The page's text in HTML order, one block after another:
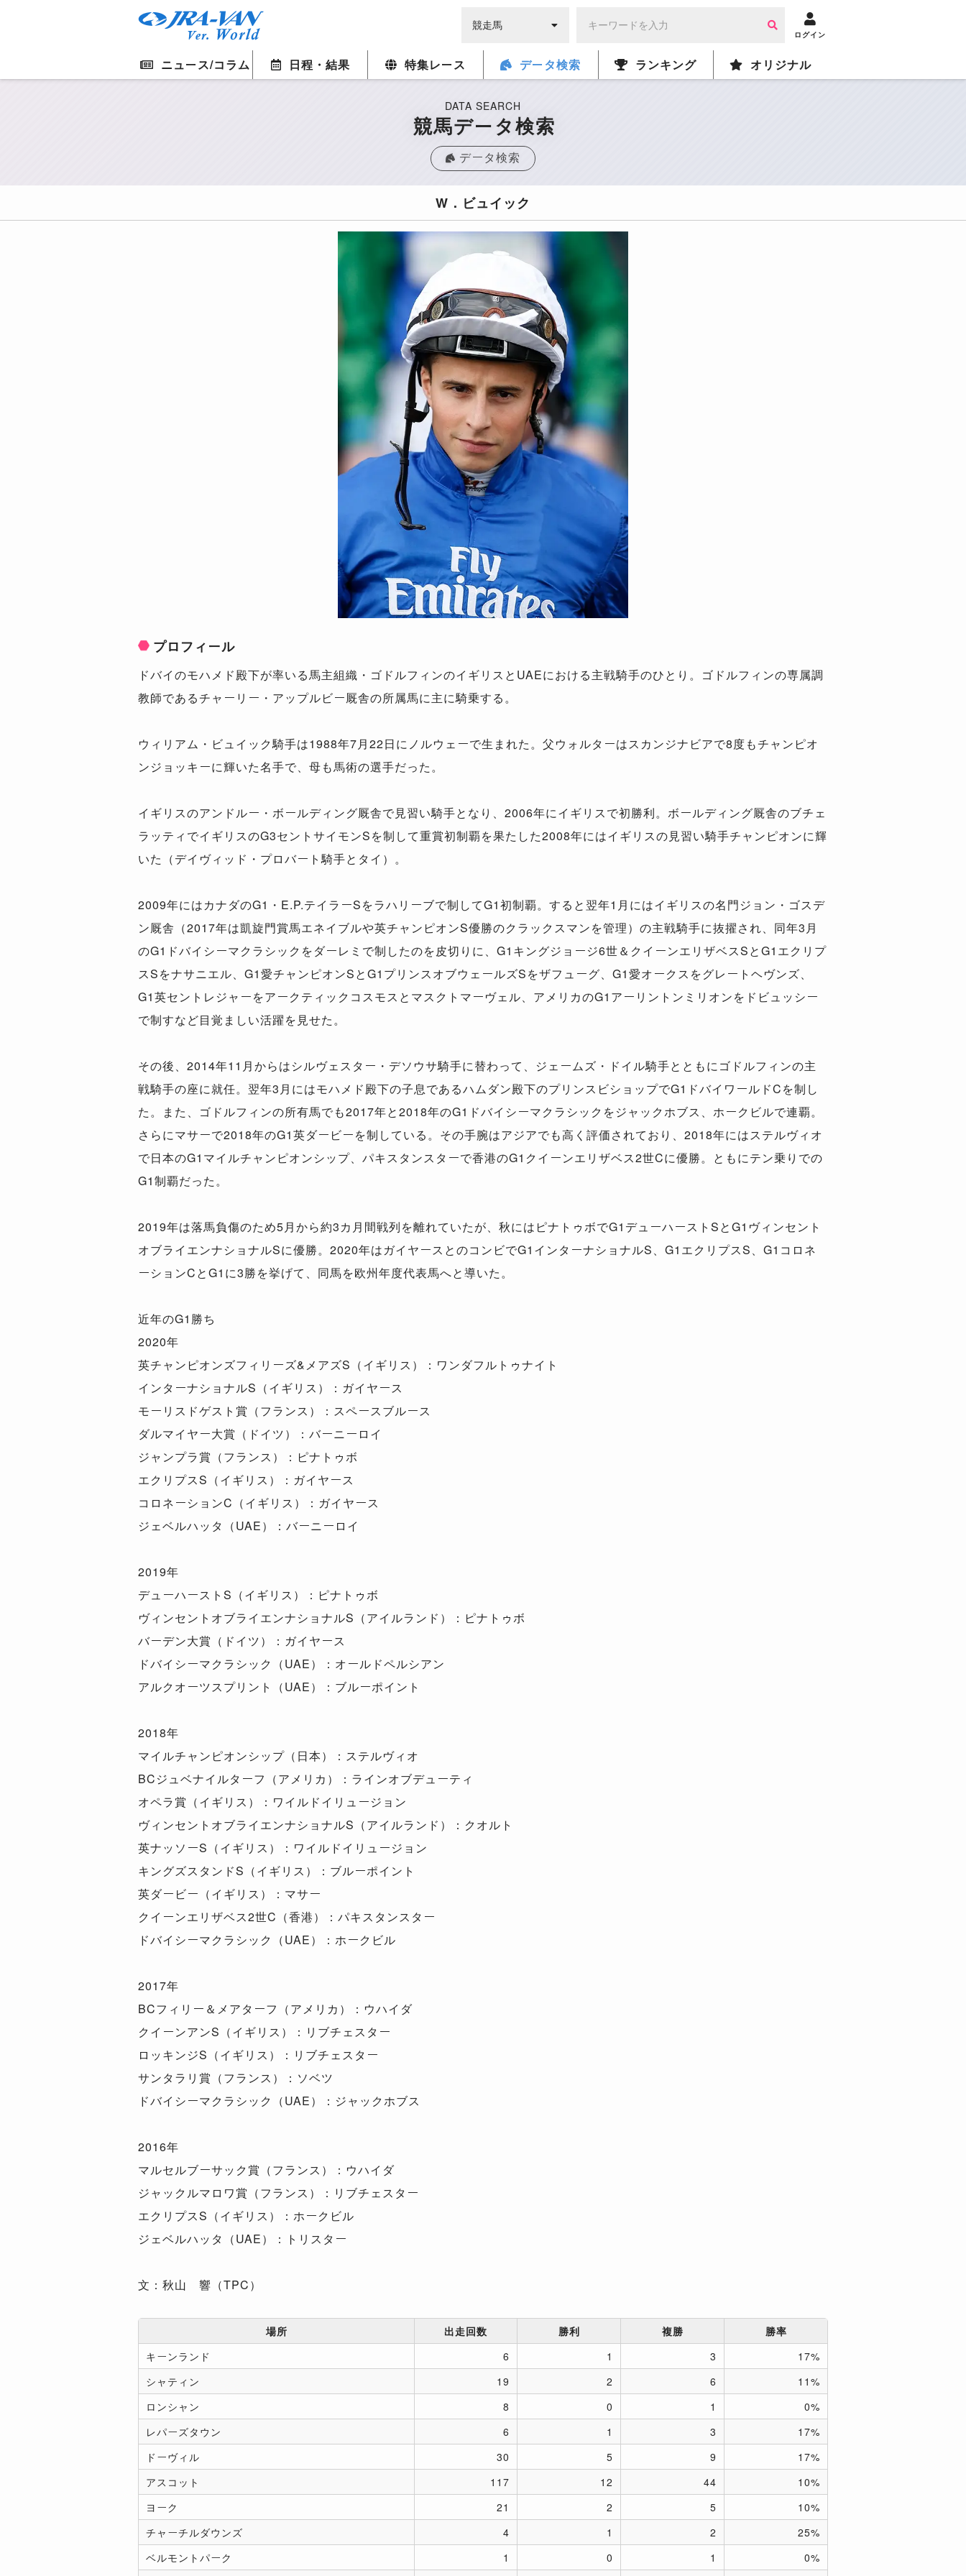
ログイン
ニュース/コラム 日程・結果 特集レース データ検索 ランキング オリジナル
DATA SEARCH
競馬データ検索
データ検索
W．ビュイック
プロフィール
ドバイのモハメド殿下が率いる馬主組織・ゴドルフィンのイギリスとUAEにおける主戦騎手のひとり。ゴドルフィンの専属調
教師であるチャーリー・アップルビー厩舎の所属馬に主に騎乗する。
ウィリアム・ビュイック騎手は1988年7月22日にノルウェーで生まれた。父ウォルターはスカンジナビアで8度もチャンピオ
ンジョッキーに輝いた名手で、母も馬術の選手だった。
イギリスのアンドルー・ボールディング厩舎で見習い騎手となり、2006年にイギリスで初勝利。ボールディング厩舎のブチェ
ラッティでイギリスのG3セントサイモンSを制して重賞初制覇を果たした2008年にはイギリスの見習い騎手チャンピオンに輝
いた（デイヴィッド・プロバート騎手とタイ）。
2009年にはカナダのG1・E.P.テイラーSをラハリーブで制してG1初制覇。すると翌年1月にはイギリスの名門ジョン・ゴスデ
ン厩舎（2017年は凱旋門賞馬エネイブルや英チャンピオンS優勝のクラックスマンを管理）の主戦騎手に抜擢され、同年3月
のG1ドバイシーマクラシックをダーレミで制したのを皮切りに、G1キングジョージ6世＆クイーンエリザベスSとG1エクリプ
スSをナサニエル、G1愛チャンピオンSとG1プリンスオブウェールズSをザフューグ、G1愛オークスをグレートヘヴンズ、
G1英セントレジャーをアークティックコスモスとマスクトマーヴェル、アメリカのG1アーリントンミリオンをドビュッシー
で制すなど目覚ましい活躍を見せた。
その後、2014年11月からはシルヴェスター・デソウサ騎手に替わって、ジェームズ・ドイル騎手とともにゴドルフィンの主
戦騎手の座に就任。翌年3月にはモハメド殿下の子息であるハムダン殿下のプリンスビショップでG1ドバイワールドCを制し
た。また、ゴドルフィンの所有馬でも2017年と2018年のG1ドバイシーマクラシックをジャックホブス、ホークビルで連覇。
さらにマサーで2018年のG1英ダービーを制している。その手腕はアジアでも高く評価されており、2018年にはステルヴィオ
で日本のG1マイルチャンピオンシップ、パキスタンスターで香港のG1クイーンエリザベス2世Cに優勝。ともにテン乗りでの
G1制覇だった。
2019年は落馬負傷のため5月から約3カ月間戦列を離れていたが、秋にはピナトゥボでG1デューハーストSとG1ヴィンセント
オブライエンナショナルSに優勝。2020年はガイヤースとのコンビでG1インターナショナルS、G1エクリプスS、G1コロネ
ーションCとG1に3勝を挙げて、同馬を欧州年度代表馬へと導いた。
近年のG1勝ち
2020年
英チャンピオンズフィリーズ&メアズS（イギリス）：ワンダフルトゥナイト
インターナショナルS（イギリス）：ガイヤース
モーリスドゲスト賞（フランス）：スペースブルース
ダルマイヤー大賞（ドイツ）：バーニーロイ
ジャンプラ賞（フランス）：ピナトゥボ
エクリプスS（イギリス）：ガイヤース
コロネーションC（イギリス）：ガイヤース
ジェベルハッタ（UAE）：バーニーロイ
2019年
デューハーストS（イギリス）：ピナトゥボ
ヴィンセントオブライエンナショナルS（アイルランド）：ピナトゥボ
バーデン大賞（ドイツ）：ガイヤース
ドバイシーマクラシック（UAE）：オールドペルシアン
アルクオーツスプリント（UAE）：ブルーポイント
2018年
マイルチャンピオンシップ（日本）：ステルヴィオ
BCジュベナイルターフ（アメリカ）：ラインオブデューティ
オペラ賞（イギリス）：ワイルドイリュージョン
ヴィンセントオブライエンナショナルS（アイルランド）：クオルト
英ナッソーS（イギリス）：ワイルドイリュージョン
キングズスタンドS（イギリス）：ブルーポイント
英ダービー（イギリス）：マサー
クイーンエリザベス2世C（香港）：パキスタンスター
ドバイシーマクラシック（UAE）：ホークビル
2017年
BCフィリー＆メアターフ（アメリカ）：ウハイダ
クイーンアンS（イギリス）：リブチェスター
ロッキンジS（イギリス）：リブチェスター
サンタラリ賞（フランス）：ソベツ
ドバイシーマクラシック（UAE）：ジャックホブス
2016年
マルセルブーサック賞（フランス）：ウハイダ
ジャックルマロワ賞（フランス）：リブチェスター
エクリプスS（イギリス）：ホークビル
ジェベルハッタ（UAE）：トリスター
文：秋山 響（TPC）
場所 出走回数 勝利 複勝
勝率
キーンランド
6 1 3
17%
シャティン
19 2 6
11%
ロンシャン
8 0 1
0%
レパーズタウン
6 1 3
17%
ドーヴィル
30 5 9
17%
アスコット
117 12 44
10%
ヨーク
21 2 5
10%
チャーチルダウンズ
4 1 2
25%
ベルモントパーク
1 0 1
0%